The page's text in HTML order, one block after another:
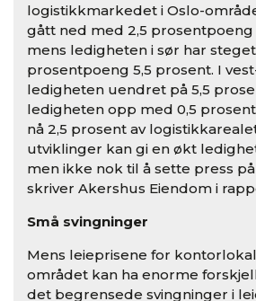
logistikkmarkedet i Oslo-
gått ned med 2,5 prosentpoeng
mens ledigheten i sør har steget
prosentpoeng 5,5 prosent. I
ledigheten uendret på 5,5
ledigheten opp med 0,5
nå 2,5 prosent av
utviklinger kan gi en økt
men ikke nok til å sette press
skriver Akershus Eiendom i
Små svingninger
Mens leieprisene for
området kan ha enorme
det begrensede svingninger i